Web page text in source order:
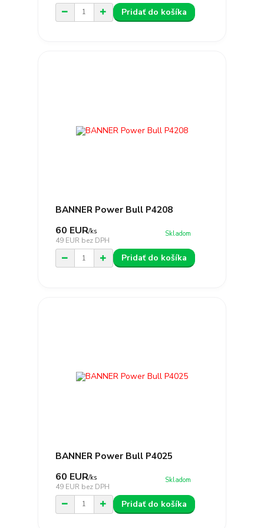
Pridať do košíka
BANNER Power Bull P4208
60 EUR/ks
49 EUR bez DPH
Skladom
Pridať do košíka
BANNER Power Bull P4025
60 EUR/ks
49 EUR bez DPH
Skladom
Pridať do košíka